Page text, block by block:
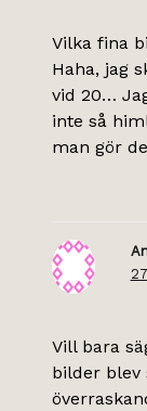
Vilka fina
Haha, jag
vid 20…
inte så
man gör
Vill bara
bilder blev